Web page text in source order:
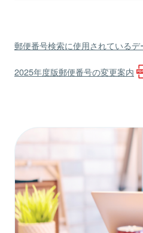
郵便番号検索に使用されているデ
2025年度版郵便番号の変更案内